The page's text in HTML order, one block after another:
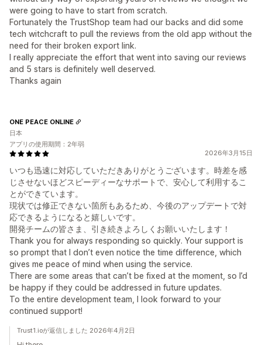
were going to have to start from scratch.
Fortunately the TrustShop team had our backs and did some
tech witchcraft to pull the reviews from the old app without the
need for their broken export link.
I really appreciate the effort that went into saving our reviews
and 5 stars is definitely well deserved.
Thanks again
2026年3月15日
いつも迅速に対応していただきありがとうございます。時差を感
じさせないほどスピーディーなサポートで、安心して利用するこ
とができています。
現状では修正できない箇所もあるため、今後のアップデートで対
応できるようになると嬉しいです。
開発チームの皆さま、引き続きよろしくお願いいたします！
Thank you for always responding so quickly. Your support is
so prompt that I don’t even notice the time difference, which
gives me peace of mind when using the service.
There are some areas that can’t be fixed at the moment, so I’d
be happy if they could be addressed in future updates.
To the entire development team, I look forward to your
continued support!
ONE PEACE ONLINE
日本
アプリの使用期間：2年弱
Trust1.ioが返信しました 2026年4月2日